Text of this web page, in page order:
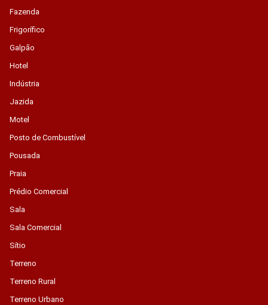
Fazenda
Frigorífico
Galpão
Hotel
Indústria
Jazida
Motel
Posto de Combustível
Pousada
Praia
Prédio Comercial
Sala
Sala Comercial
Sítio
Terreno
Terreno Rural
Terreno Urbano